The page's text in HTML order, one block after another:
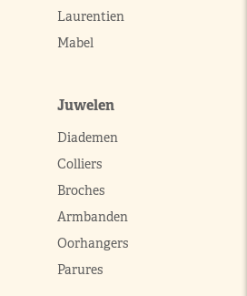
Laurentien
Mabel
Juwelen
Diademen
Colliers
Broches
Armbanden
Oorhangers
Parures